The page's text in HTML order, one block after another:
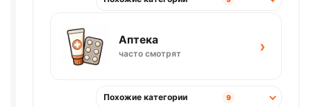
Аптека
часто смотрят ›
Похожие категории 9